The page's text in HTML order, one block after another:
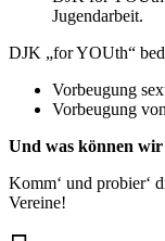
Jugendarbeit.
DJK „for YOUth“
Vorbeugung
Vorbeugung
Und was können
Komm‘ und probier‘
Vereine!